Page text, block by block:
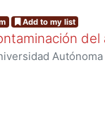
Add to my list